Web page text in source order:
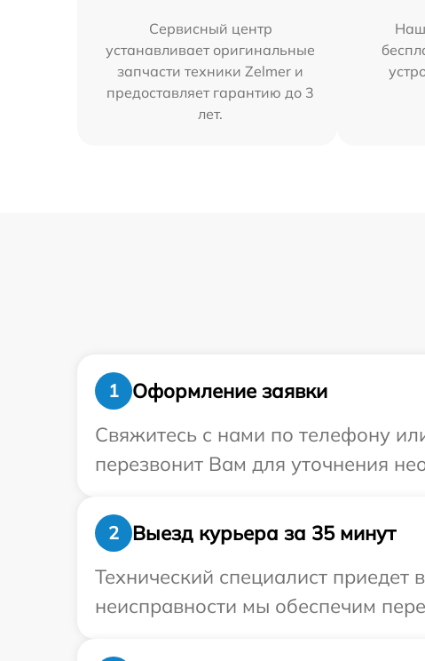
Сервисный центр
устанавливает оригинальные
запчасти техники Zelmer и
предоставляет гарантию до 3
лет.
Наш
1
Оформление заявки
Свяжитесь с нами по телефону
перезвонит Вам для уточнения
2
Выезд курьера за 35 минут
Технический специалист приедет
неисправности мы обеспечим